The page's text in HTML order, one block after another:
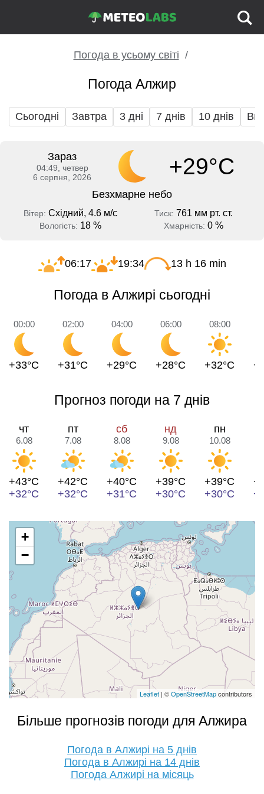
Погода в усьому світі
Погода Алжир
Сьогодні Завтра 3 дні 7 днів 10 днів
Зараз
04:49, четвер
6 серпня, 2026
+29°C
Безхмарне небо
Вітер: Східний, 4.6 м/с Тиск: 761 мм рт. ст.
Вологість: 18 % Хмарність: 0 %
06:17 19:34 13 h 16 min
Погода в Алжирі сьогодні
00:00
+33°C
02:00
+31°C
04:00
+29°C
06:00
+28°C
08:00
+32°C
Прогноз погоди на 7 днів
чт
6.08
+43°C
+32°C
пт
7.08
+42°C
+32°C
сб
8.08
+40°C
+31°C
нд
9.08
+39°C
+30°C
пн
10.08
+39°C
+30°C
+
−
Leaflet | ©OpenStreetMapcontributors
Більше прогнозів погоди для Алжира
Погода в Алжирі на 5 днів
Погода в Алжирі на 14 днів
Погода Алжирі на місяць